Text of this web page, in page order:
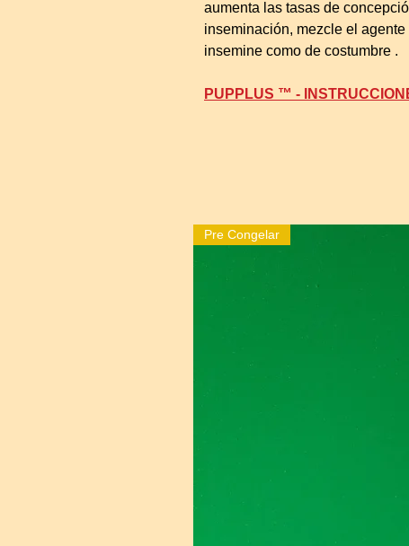
aumenta las tasas de
inseminación, mezcle el
insemine como de costumbre .
PUPPLUS ™ -
Pre Congelar